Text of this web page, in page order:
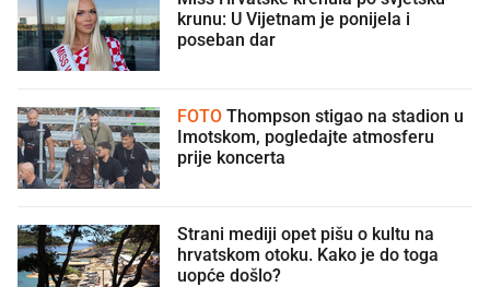
krunu: U Vijetnam je ponijela i
poseban dar
FOTO
Imotskom, pogledajte atmosferu
prije koncerta
Strani mediji opet pišu o kultu na
hrvatskom otoku. Kako je do toga
uopće došlo?